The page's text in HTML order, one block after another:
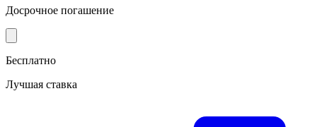
Досрочное погашение
Бесплатно
Лучшая ставка